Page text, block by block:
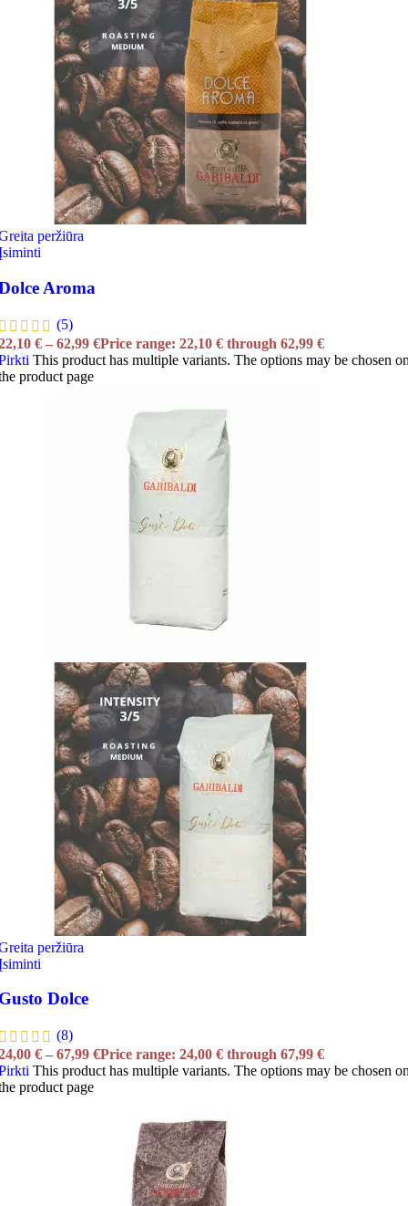
peržiūra
Aroma
(5)
€ – 62,99 €Price range: 22,10 € through 62,99 €
This product has multiple variants. The options may be chosen
product page
peržiūra
Dolce
(8)
€ – 67,99 €Price range: 24,00 € through 67,99 €
This product has multiple variants. The options may be chosen
product page